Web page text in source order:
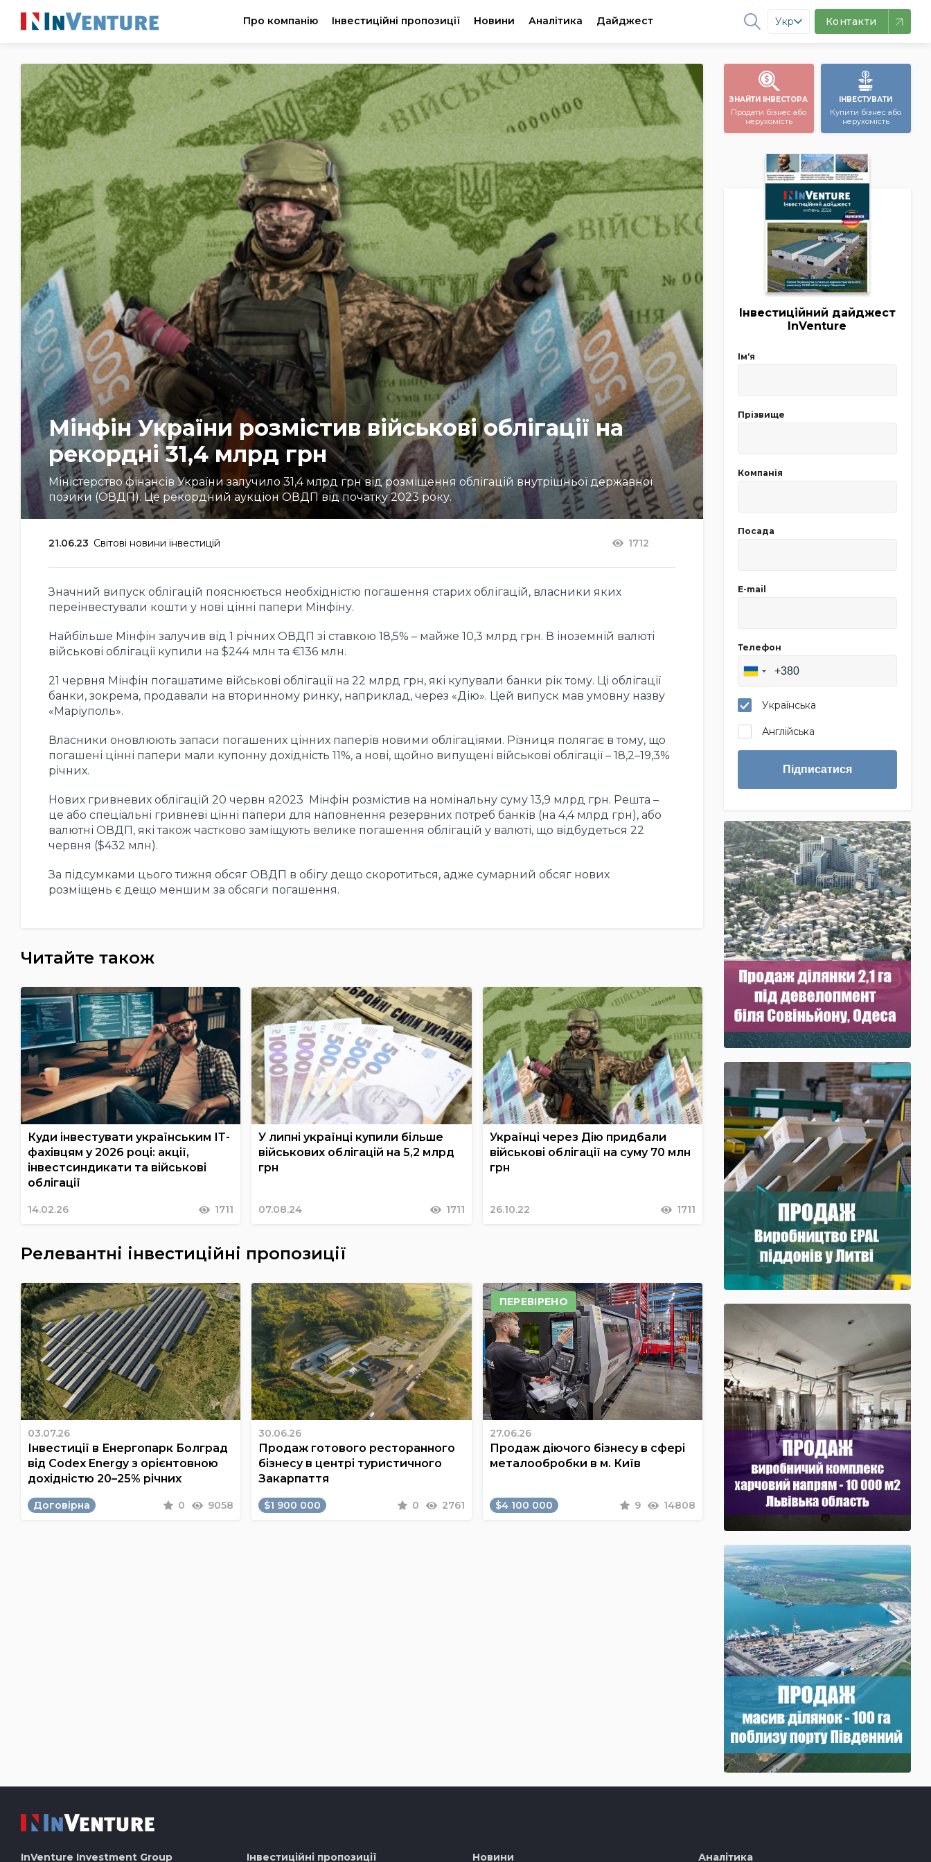
Про компанію Інвестиційні пропозиції Новини Аналітика Дайджест Укр Контакти
Мінфін України розмістив військові облігації на
рекордні 31,4 млрд грн
Міністерство фінансів України залучило 31,4 млрд грн від розміщення облігацій внутрішньої державної
позики (ОВДП). Це рекордний аукціон ОВДП від початку 2023 року.
21.06.23 Світові новини інвестицій 1712
Значний випуск облігацій пояснюється необхідністю погашення старих облігацій, власники яких
переінвестували кошти у нові цінні папери Мінфіну.
Найбільше Мінфін залучив від 1 річних ОВДП зі ставкою 18,5% – майже 10,3 млрд грн. В іноземній валюті
військові облігації купили на $244 млн та €136 млн.
21 червня Мінфін погашатиме військові облігації на 22 млрд грн, які купували банки рік тому. Ці облігації
банки, зокрема, продавали на вторинному ринку, наприклад, через «Дію». Цей випуск мав умовну назву
«Маріуполь».
Власники оновлюють запаси погашених цінних паперів новими облігаціями. Різниця полягає в тому, що
погашені цінні папери мали купонну дохідність 11%, а нові, щойно випущені військові облігації – 18,2–19,3%
річних.
Нових гривневих облігацій 20 червн я2023 Мінфін розмістив на номінальну суму 13,9 млрд грн. Решта –
це або спеціальні гривневі цінні папери для наповнення резервних потреб банків (на 4,4 млрд грн), або
валютні ОВДП, які також частково заміщують велике погашення облігацій у валюті, що відбудеться 22
червня ($432 млн).
За підсумками цього тижня обсяг ОВДП в обігу дещо скоротиться, адже сумарний обсяг нових
розміщень є дещо меншим за обсяги погашення.
Читайте також
Куди інвестувати українським ІТ-
фахівцям у 2026 році: акції,
інвестсиндикати та військові
облігації
14.02.26 1711
У липні українці купили більше
військових облігацій на 5,2 млрд
грн
07.08.24 1711
Українці через Дію придбали
військові облігації на суму 70 млн
грн
26.10.22 1711
Релевантні інвестиційні пропозиції
03.07.26
Інвестиції в Енергопарк Болград
від Codex Energy з орієнтовною
дохідністю 20–25% річних
Договірна 0 9058
30.06.26
Продаж готового ресторанного
бізнесу в центрі туристичного
Закарпаття
$1 900 000 0 2761
ПЕРЕВІРЕНО
27.06.26
Продаж діючого бізнесу в сфері
металообробки в м. Київ
$4 100 000 9 14808
ЗНАЙТИ ІНВЕСТОРА
Продати бізнес або
нерухомість
ІНВЕСТУВАТИ
Купити бізнес або
нерухомість
Інвестиційний дайджест
InVenture
Імʼя
Прізвище
Компанія
Посада
E-mail
Телефон
Українська
Англійська
Підписатися
InVenture Investment Group Інвестиційні пропозиції Новини Аналітика